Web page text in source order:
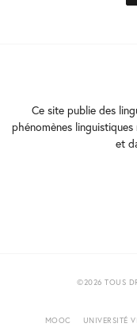
Ce site publie des
phénomènes
et
©2026 TOUS
MOOC UNIVERSITÉ